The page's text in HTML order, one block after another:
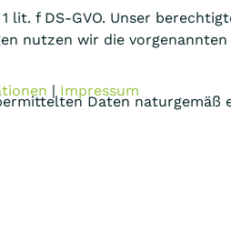
lit. f DS-GVO. Unser
nutzen wir die
Daten naturgemäß
| Impressum